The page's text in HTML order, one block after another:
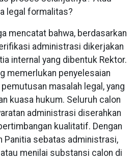
legal formalitas?
mencatat bahwa, berdasarkan
administrasi dikerjakan
internal yang dibentuk Rektor.
memerlukan penyelesaian
masalah legal, yang
kuasa hukum. Seluruh calon
administrasi diserahkan
kualitatif. Dengan
Panitia sebatas administrasi,
menilai substansi calon di